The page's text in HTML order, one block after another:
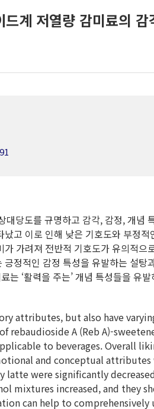
계 저열량 감미료의
당도를 규명하고 감각, 감정, 개
났고 이로 인해 낮은 기호도와 부
가려져 전반적 기호도가 유의적
인 감정 특성을 유발하는 설탕과
‘활력을 주는’ 개념 특성들을 유
attributes, but also have
A (Reb A)-
to beverages. Overall
and conceptual
latte were significantly
mixtures increased, and they
can help to